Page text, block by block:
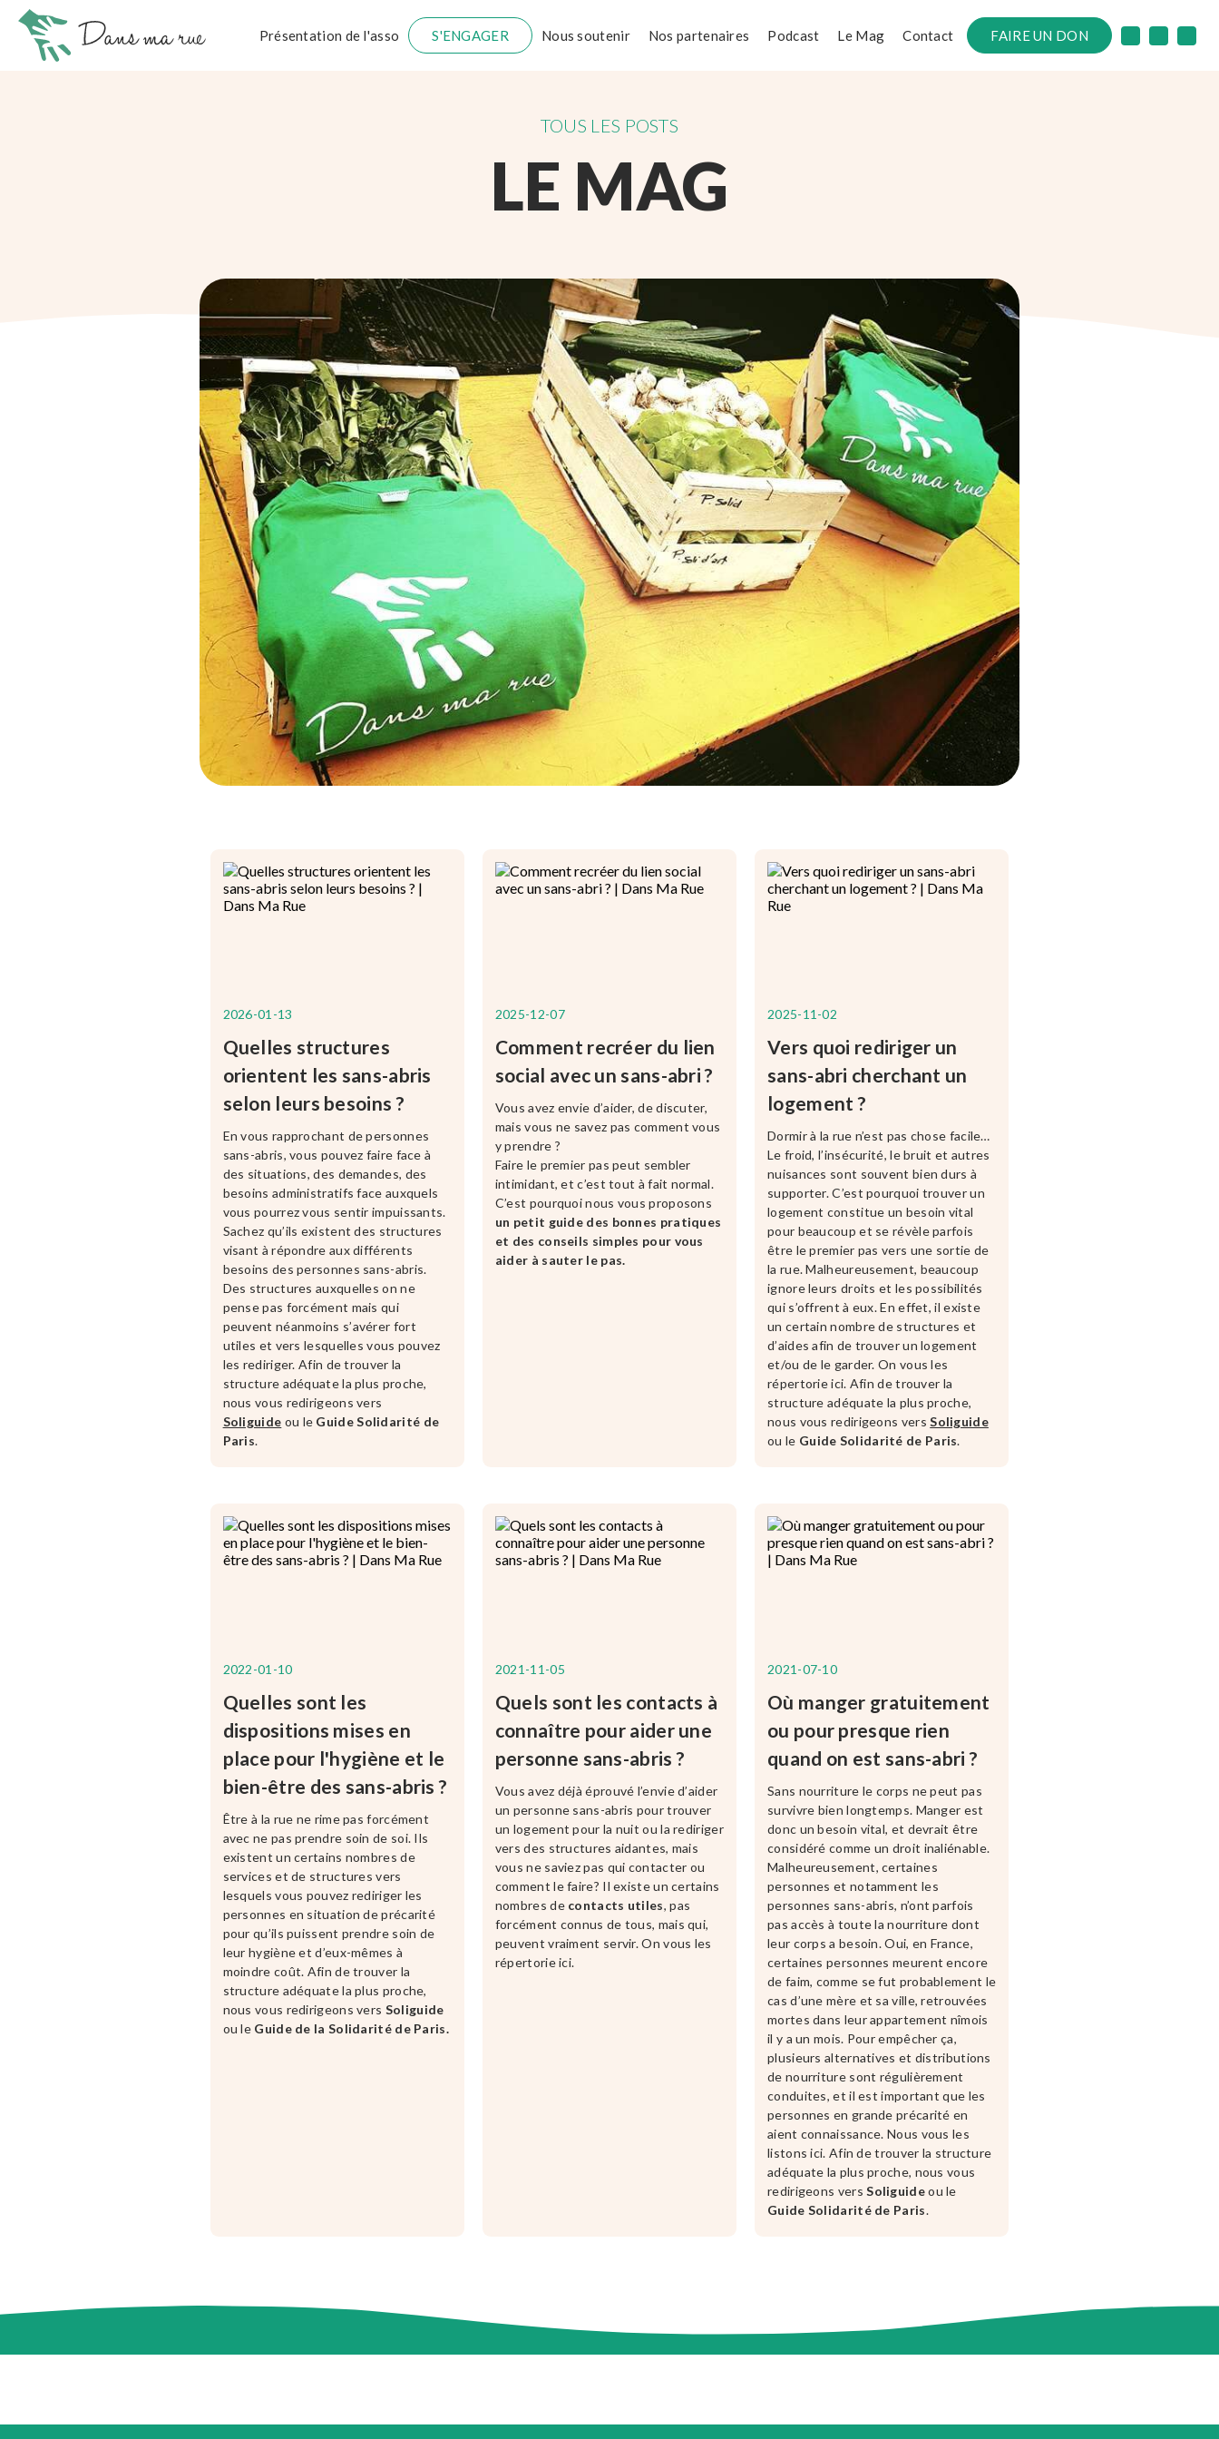
Présentation de l'asso S'ENGAGER Nous soutenir Nos partenaires Podcast Le Mag Contact FAIRE UN DON
TOUS LES POSTS
LE MAG
2026-01-13
Quelles structures
orientent les sans-abris
selon leurs besoins ?
En vous rapprochant de personnes
sans-abris, vous pouvez faire face à
des situations, des demandes, des
besoins administratifs face auxquels
vous pourrez vous sentir impuissants.
Sachez qu’ils existent des structures
visant à répondre aux différents
besoins des personnes sans-abris.
Des structures auxquelles on ne
pense pas forcément mais qui
peuvent néanmoins s’avérer fort
utiles et vers lesquelles vous pouvez
les rediriger. Afin de trouver la
structure adéquate la plus proche,
nous vous redirigeons vers
Soliguide ou le Guide Solidarité de
Paris.
2025-12-07
Comment recréer du lien
social avec un sans-abri ?
Vous avez envie d’aider, de discuter,
mais vous ne savez pas comment vous
y prendre ?
Faire le premier pas peut sembler
intimidant, et c’est tout à fait normal.
C’est pourquoi nous vous proposons
un petit guide des bonnes pratiques
et des conseils simples pour vous
aider à sauter le pas.
2025-11-02
Vers quoi rediriger un
sans-abri cherchant un
logement ?
Dormir à la rue n’est pas chose facile…
Le froid, l’insécurité, le bruit et autres
nuisances sont souvent bien durs à
supporter. C’est pourquoi trouver un
logement constitue un besoin vital
pour beaucoup et se révèle parfois
être le premier pas vers une sortie de
la rue. Malheureusement, beaucoup
ignore leurs droits et les possibilités
qui s’offrent à eux. En effet, il existe
un certain nombre de structures et
d’aides afin de trouver un logement
et/ou de le garder. On vous les
répertorie ici. Afin de trouver la
structure adéquate la plus proche,
nous vous redirigeons vers Soliguide
ou le Guide Solidarité de Paris.
2022-01-10
Quelles sont les
dispositions mises en
place pour l'hygiène et le
bien-être des sans-abris ?
Être à la rue ne rime pas forcément
avec ne pas prendre soin de soi. Ils
existent un certains nombres de
services et de structures vers
lesquels vous pouvez rediriger les
personnes en situation de précarité
pour qu’ils puissent prendre soin de
leur hygiène et d’eux-mêmes à
moindre coût. Afin de trouver la
structure adéquate la plus proche,
nous vous redirigeons vers Soliguide
ou le Guide de la Solidarité de Paris.
2021-11-05
Quels sont les contacts à
connaître pour aider une
personne sans-abris ?
Vous avez déjà éprouvé l’envie d’aider
un personne sans-abris pour trouver
un logement pour la nuit ou la rediriger
vers des structures aidantes, mais
vous ne saviez pas qui contacter ou
comment le faire? Il existe un certains
nombres de contacts utiles, pas
forcément connus de tous, mais qui,
peuvent vraiment servir. On vous les
répertorie ici.
2021-07-10
Où manger gratuitement
ou pour presque rien
quand on est sans-abri ?
Sans nourriture le corps ne peut pas
survivre bien longtemps. Manger est
donc un besoin vital, et devrait être
considéré comme un droit inaliénable.
Malheureusement, certaines
personnes et notamment les
personnes sans-abris, n’ont parfois
pas accès à toute la nourriture dont
leur corps a besoin. Oui, en France,
certaines personnes meurent encore
de faim, comme se fut probablement le
cas d’une mère et sa ville, retrouvées
mortes dans leur appartement nîmois
il y a un mois. Pour empêcher ça,
plusieurs alternatives et distributions
de nourriture sont régulièrement
conduites, et il est important que les
personnes en grande précarité en
aient connaissance. Nous vous les
listons ici. Afin de trouver la structure
adéquate la plus proche, nous vous
redirigeons vers Soliguideou le
Guide Solidarité de Paris.